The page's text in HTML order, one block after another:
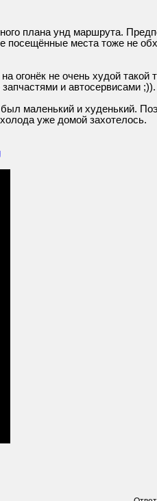
плана унд маршрута.
посещённые места тоже не
огонёк не очень худой такой
и автосервисами ;)).
маленький и худенький.
уже домой захотелось.